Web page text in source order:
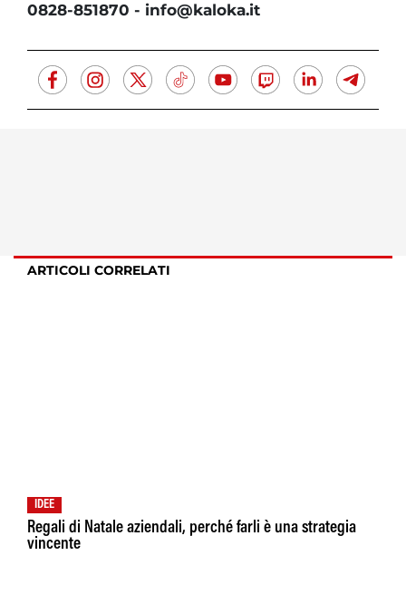
0828-851870 - info@kaloka.it
ARTICOLI CORRELATI
IDEE
Regali di Natale aziendali, perché farli è una strategia
vincente